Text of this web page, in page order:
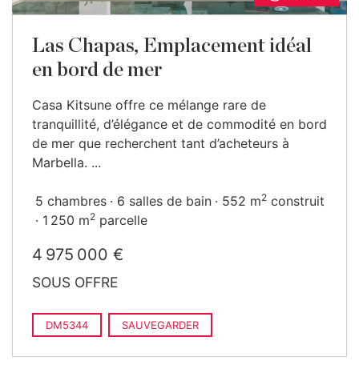
Las Chapas, Emplacement idéal
en bord de mer
Casa Kitsune offre ce mélange rare de
tranquillité, d’élégance et de commodité en bord
de mer que recherchent tant d’acheteurs à
Marbella. ...
5 chambres 6 salles de bain 552 m2 construit
1 250 m2 parcelle
4 975 000 €
SOUS OFFRE
DM5344 SAUVEGARDER